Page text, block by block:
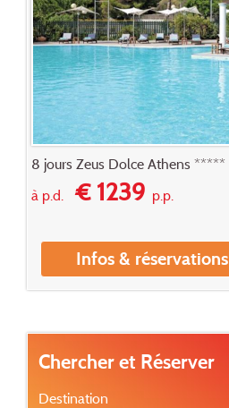
8 jours Zeus Dolce Athens *****
à p.d.€ 1239p.p.
Infos & réservations
Chercher et Réserver
Destination